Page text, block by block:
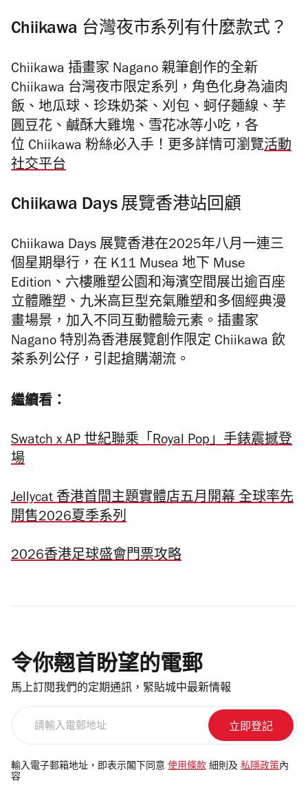
Chiikawa 台灣夜市系列有什麼款式？
Chiikawa 插畫家 Nagano 親筆創作的全新
Chiikawa 台灣夜市限定系列，角色化身為滷肉
飯、地瓜球、珍珠奶茶、刈包、蚵仔麵線、芋
圓豆花、鹹酥大雞塊、雪花冰等小吃，各
位 Chiikawa 粉絲必入手！ 更多詳情可瀏覽活動
社交平台
Chiikawa Days 展覽香港站回顧
Chiikawa Days 展覽香港在2025年八月一連三
個星期舉行，在 K11 Musea 地下 Muse
Edition、六樓雕塑公園和海濱空間展岀逾百座
立體雕塑、九米高巨型充氣雕塑和多個經典漫
畫場景，加入不同互動體驗元素。插畫家
Nagano 特別為香港展覽創作限定 Chiikawa 飲
茶系列公仔，引起搶購潮流。
繼續看：
Swatch x AP 世紀聯乘「Royal Pop」手錶震撼登
場
Jellycat 香港首間主題實體店五月開幕 全球率先
開售2026夏季系列
2026香港足球盛會門票攻略
令你翹首盼望的電郵
馬上訂閱我們的定期通訊，緊貼城中最新情報
電
郵
輸入電子郵箱地址，即表示閣下同意 使用條款 細則及 私隱政策 內
容